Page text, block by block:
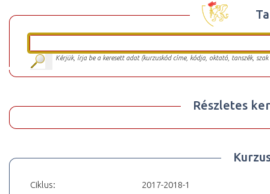
Kérjük, írja be a keresett adat (kurzuskód címe, kódja, oktató, tanszék,
Részletes
Ciklus:
2017-2018-1